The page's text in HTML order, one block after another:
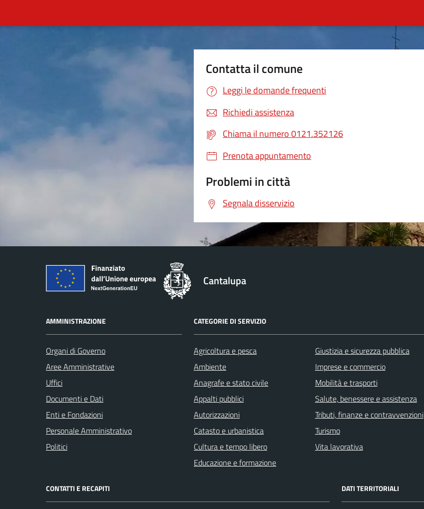
Contatta il comune
Leggi le domande frequenti
Richiedi assistenza
Chiama il numero 0121.352126
Prenota appuntamento
Problemi in città
Segnala disservizio
Cantalupa
AMMINISTRAZIONE
Organi di Governo
Aree Amministrative
Uffici
Documenti e Dati
Enti e Fondazioni
Personale Amministrativo
Politici
CATEGORIE DI SERVIZIO
Agricoltura e pesca
Ambiente
Anagrafe e stato civile
Appalti pubblici
Autorizzazioni
Catasto e urbanistica
Cultura e tempo libero
Educazione e formazione
Giustizia e sicurezza pubblica
Imprese e commercio
Mobilità e trasporti
Salute, benessere e assistenza
Tributi, finanze e contravvenzioni
Turismo
Vita lavorativa
CONTATTI E RECAPITI DATI TERRITORIALI